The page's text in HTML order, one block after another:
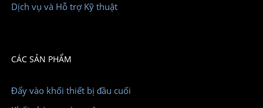
Dịch vụ và Hỗ trợ Kỹ thuật
CÁC SẢN PHẨM
Đẩy vào khối thiết bị đầu cuối